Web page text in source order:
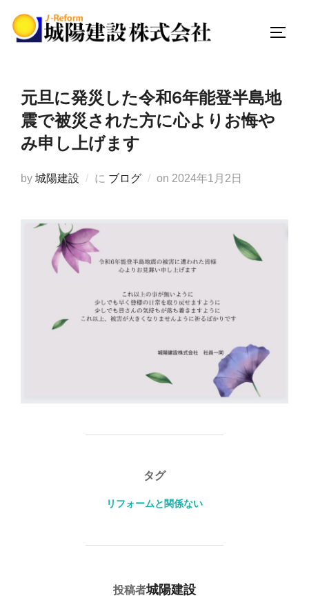
元旦に発災した令和6年能登半島地
震で被災された方に心よりお悔や
み申し上げます
by 城陽建設 に ブログ on 投
2024年1月2日
タグ
リフォームと関係ない
投稿者
投稿者城陽建設